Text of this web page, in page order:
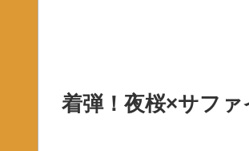
着弾！夜桜×サファ